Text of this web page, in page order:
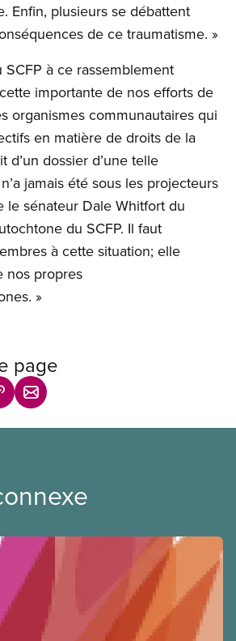
Enfin, plusieurs se débattent
de ce traumatisme. »
à ce rassemblement
importante de nos efforts de
organismes communautaires qui
en matière de droits de la
d’un dossier d’une telle
jamais été sous les projecteurs
le sénateur Dale Whitfort du
du SCFP. Il faut
à cette situation; elle
nos propres
»
page